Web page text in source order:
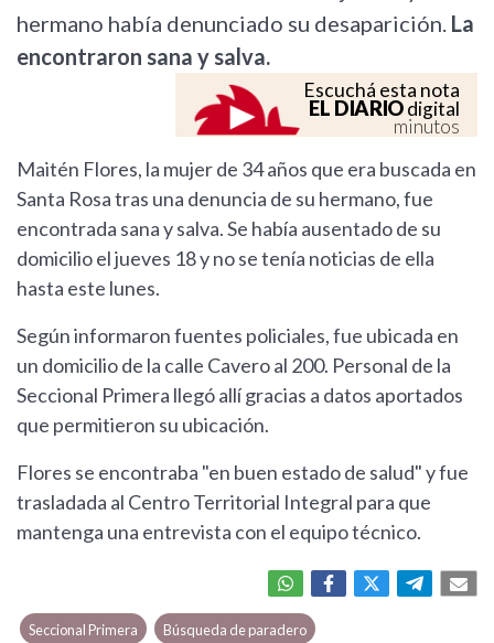
hermano había denunciado su desaparición. La
encontraron sana y salva.
Escuchá esta nota
EL DIARIOdigital
minutos
Maitén Flores, la mujer de 34 años que era buscada en
Santa Rosa tras una denuncia de su hermano, fue
encontrada sana y salva. Se había ausentado de su
domicilio el jueves 18 y no se tenía noticias de ella
hasta este lunes.
Según informaron fuentes policiales, fue ubicada en
un domicilio de la calle Cavero al 200. Personal de la
Seccional Primera llegó allí gracias a datos aportados
que permitieron su ubicación.
Flores se encontraba "en buen estado de salud" y fue
trasladada al Centro Territorial Integral para que
mantenga una entrevista con el equipo técnico.
Seccional Primera
Búsqueda de paradero